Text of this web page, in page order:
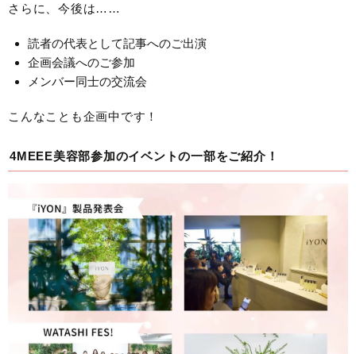
さらに、今後は……
読者の代表として記事へのご出演
企画会議へのご参加
メンバー同士の交流会
こんなことも企画中です！
4MEEE美容部参加のイベントの一部をご紹介！